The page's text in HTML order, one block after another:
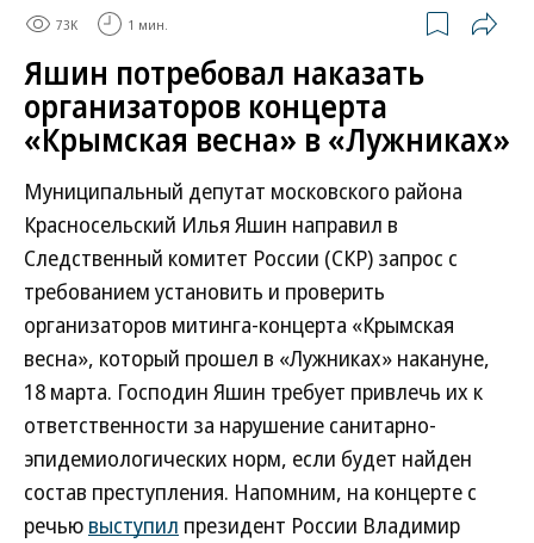
73K 1 мин.
Яшин потребовал наказать
организаторов концерта
«Крымская весна» в «Лужниках»
Муниципальный депутат московского района
Красносельский Илья Яшин направил в
Следственный комитет России (СКР) запрос с
требованием установить и проверить
организаторов митинга-концерта «Крымская
весна», который прошел в «Лужниках» накануне,
18 марта. Господин Яшин требует привлечь их к
ответственности за нарушение санитарно-
эпидемиологических норм, если будет найден
состав преступления. Напомним, на концерте с
речью выступил президент России Владимир